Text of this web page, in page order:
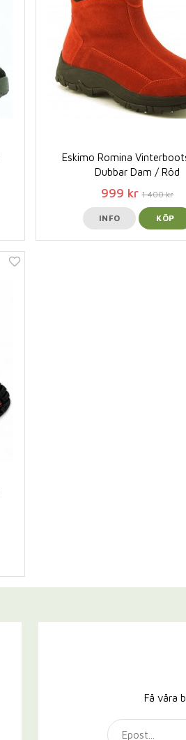
Eskimo Romina
Dubbar Dam / Röd
999 kr 1 400 kr
INFO KÖP
Få våra